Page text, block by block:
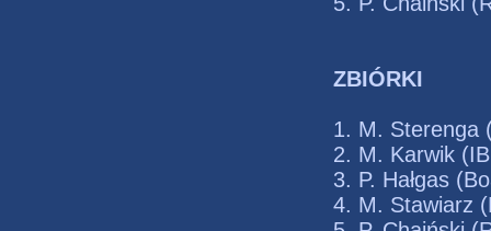
ZBIÓRKI
1. M.
2. M.
3. P.
4. M.